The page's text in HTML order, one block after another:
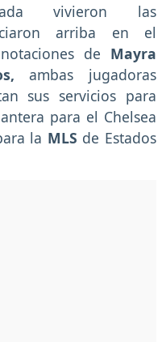
vivieron las
arriba en el
de Mayra
ambas jugadoras
sus servicios para
para el Chelsea
la MLS de Estados